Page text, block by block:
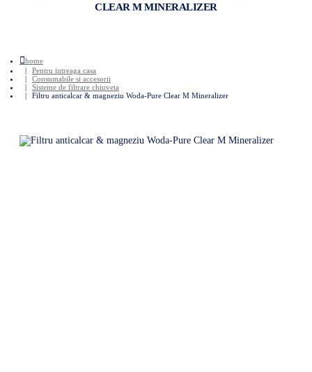
CLEAR M MINERALIZER
home
Pentru intreaga casa
Consumabile si accesorii
Sisteme de filtrare chiuveta
Filtru anticalcar & magneziu Woda-Pure Clear M Mineralizer